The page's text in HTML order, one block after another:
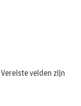
Vereiste velden zijn